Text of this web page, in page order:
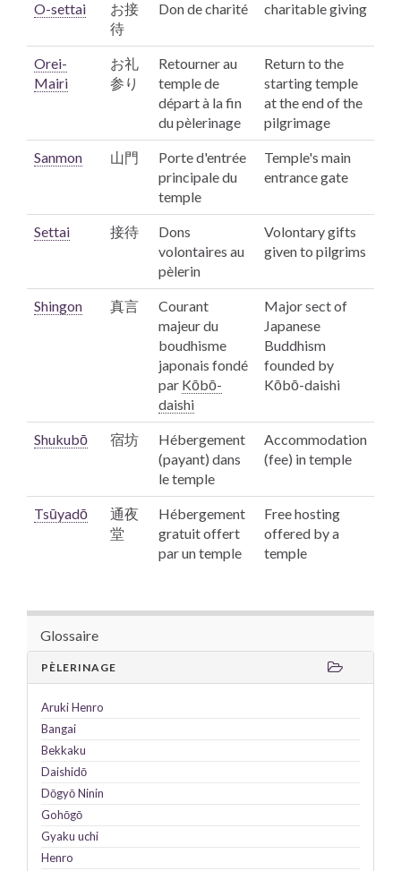
O-settai
お接
待
Don de charité charitable giving
Orei-
Mairi
お礼
参り
Retourner au
temple de
départ à la fin
du pèlerinage
Return to the
starting temple
at the end of the
pilgrimage
Sanmon 山門
Porte d'entrée
principale du
temple
Temple's main
entrance gate
Settai 接待
Dons
volontaires au
pèlerin
Volontary gifts
given to pilgrims
Shingon 真言
Courant
majeur du
boudhisme
japonais fondé
par Kōbō-
daishi
Major sect of
Japanese
Buddhism
founded by
Kōbō-daishi
Shukubō 宿坊
Hébergement
(payant) dans
le temple
Accommodation
(fee) in temple
Tsūyadō
通夜
堂
Hébergement
gratuit offert
par un temple
Free hosting
offered by a
temple
Glossaire
PÈLERINAGE
ArukiHenro
Bangai
Bekkaku
Daishidō
Dōgyō Ninin
Gohōgō
Gyaku uchi
Henro